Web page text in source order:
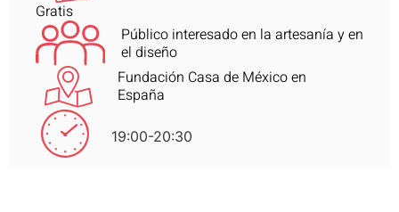
Gratis
Público interesado en la artesanía y en
el diseño
Fundación Casa de México en
España
19:00-20:30